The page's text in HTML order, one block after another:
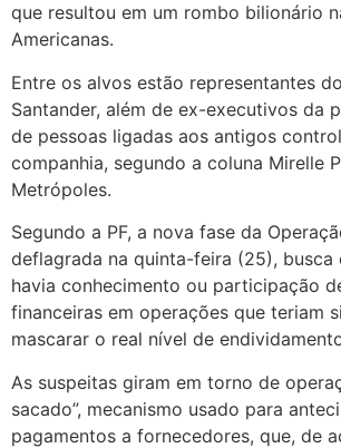
que resultou em um rombo bilionário
Americanas.
Entre os alvos estão representantes
Santander, além de ex-executivos da
de pessoas ligadas aos antigos
companhia, segundo a coluna Mirelle
Metrópoles.
Segundo a PF, a nova fase da
deflagrada na quinta-feira (25), busca
havia conhecimento ou participação
financeiras em operações que teriam
mascarar o real nível de
As suspeitas giram em torno de
sacado”, mecanismo usado para
pagamentos a fornecedores, que, de